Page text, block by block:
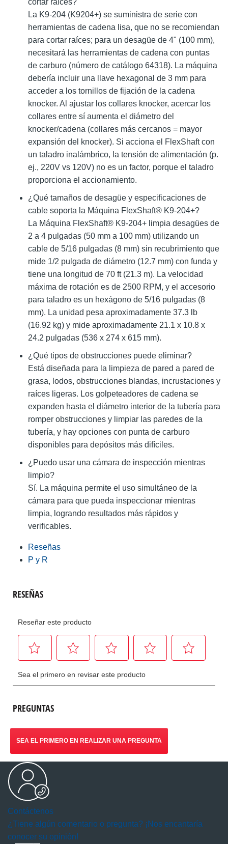
La K9-204 (K9204+) se suministra de serie con
herramientas de cadena lisa, que no se recomiendan
para cortar raíces; para un desagüe de 4" (100 mm),
necesitará las herramientas de cadena con puntas
de carburo (número de catálogo 64318). La máquina
debería incluir una llave hexagonal de 3 mm para
acceder a los tornillos de fijación de la cadena
knocker. Al ajustar los collares knocker, acercar los
collares entre sí aumenta el diámetro del
knocker/cadena (collares más cercanos = mayor
expansión del knocker). Si acciona el FlexShaft con
un taladro inalámbrico, la tensión de alimentación (p.
ej., 220V vs 120V) no es un factor, porque el taladro
proporciona el accionamiento.
¿Qué tamaños de desagüe y especificaciones de
cable soporta la Máquina FlexShaft® K9-204+?
La Máquina FlexShaft® K9-204+ limpia desagües de
2 a 4 pulgadas (50 mm a 100 mm) utilizando un
cable de 5/16 pulgadas (8 mm) sin recubrimiento que
mide 1/2 pulgada de diámetro (12.7 mm) con funda y
tiene una longitud de 70 ft (21.3 m). La velocidad
máxima de rotación es de 2500 RPM, y el accesorio
para taladro es un hexágono de 5/16 pulgadas (8
mm). La unidad pesa aproximadamente 37.3 lb
(16.92 kg) y mide aproximadamente 21.1 x 10.8 x
24.2 pulgadas (536 x 274 x 615 mm).
¿Qué tipos de obstrucciones puede eliminar?
Está diseñada para la limpieza de pared a pared de
grasa, lodos, obstrucciones blandas, incrustaciones y
raíces ligeras. Los golpeteadores de cadena se
expanden hasta el diámetro interior de la tubería para
romper obstrucciones y limpiar las paredes de la
tubería, y hay opciones con punta de carburo
disponibles para depósitos más difíciles.
¿Puedo usar una cámara de inspección mientras
limpio?
Sí. La máquina permite el uso simultáneo de la
cámara para que pueda inspeccionar mientras
limpia, logrando resultados más rápidos y
verificables.
Reseñas
P y R
PREGUNTAS
SEA EL PRIMERO EN REALIZAR UNA PREGUNTA
Contáctenos
¿Tiene algún comentario o pregunta? ¡Nos encantaría
conocer su opinión!